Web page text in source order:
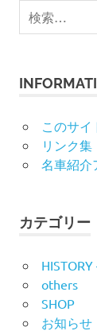
検
索
このサイ
リンク集
名車紹介
カテゴリー
others
SHOP
お知らせ